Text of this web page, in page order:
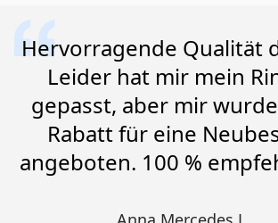
Hervorragende Qualität
Leider hat mir mein
gepasst, aber mir
Rabatt für eine
angeboten. 100 %